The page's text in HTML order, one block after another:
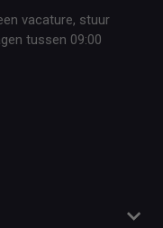
vacature, stuur
tussen 09:00